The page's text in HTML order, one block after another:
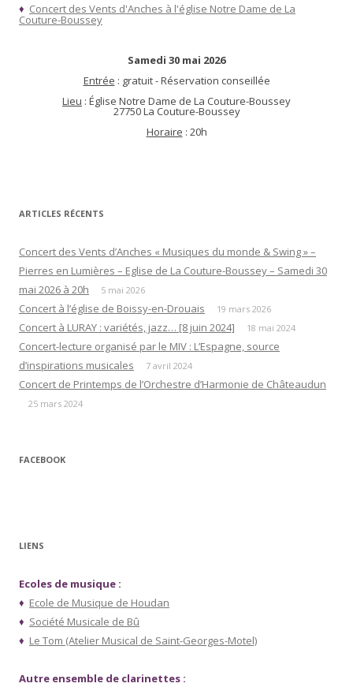
♦ Concert des Vents d'Anches à l'église Notre Dame de La
Couture-Boussey
Samedi 30 mai 2026
Entrée : gratuit - Réservation conseillée
Lieu : Église Notre Dame de La Couture-Boussey
27750 La Couture-Boussey
Horaire : 20h
ARTICLES RÉCENTS
Concert des Vents d’Anches « Musiques du monde & Swing » –
Pierres en Lumières – Eglise de La Couture-Boussey – Samedi 30
mai 2026 à 20h
5 mai 2026
Concert à l’église de Boissy-en-Drouais 19 mars 2026
Concert à LURAY : variétés, jazz… [8 juin 2024] 18 mai 2024
Concert-lecture organisé par le MIV : L’Espagne, source
d’inspirations musicales
7 avril 2024
Concert de Printemps de l’Orchestre d’Harmonie de Châteaudun
25 mars 2024
FACEBOOK
LIENS
Ecoles de musique :
♦ Ecole de Musique de Houdan
♦ Société Musicale de Bû
♦ Le Tom (Atelier Musical de Saint-Georges-Motel)
Autre ensemble de clarinettes :